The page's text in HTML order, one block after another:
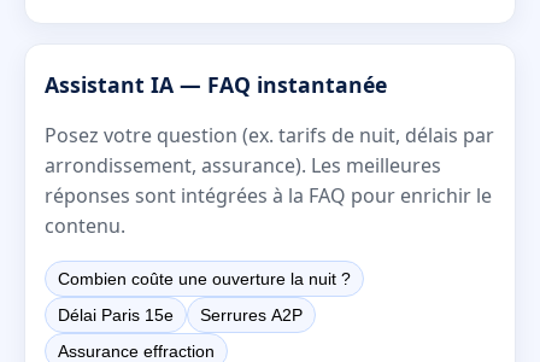
Assistant IA — FAQ instantanée
Posez votre question (ex. tarifs de nuit, délais par
arrondissement, assurance). Les meilleures
réponses sont intégrées à la FAQ pour enrichir le
contenu.
Combien coûte une ouverture la nuit ?
Délai Paris 15e
Serrures A2P
Assurance effraction